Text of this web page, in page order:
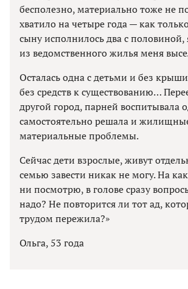
бесполезно, материально тоже не
хватило на четыре года — как
сыну исполнилось два с половиной,
из ведомственного жилья меня
Осталась одна с детьми и без
без средств к существованию…
другой город, парней воспитывала
самостоятельно решала и
материальные проблемы.
Сейчас дети взрослые, живут
семью завести никак не могу. На
ни посмотрю, в голове сразу
надо? Не повторится ли тот ад,
трудом пережила?»
Ольга, 53 года